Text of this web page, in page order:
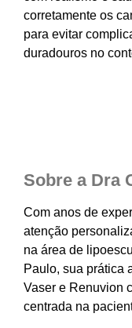
corretamente os
para evitar
duradouros no
Sobre a Dra
Com anos de
atenção
na área de
Paulo, sua prática
Vaser e Renuvion
centrada na